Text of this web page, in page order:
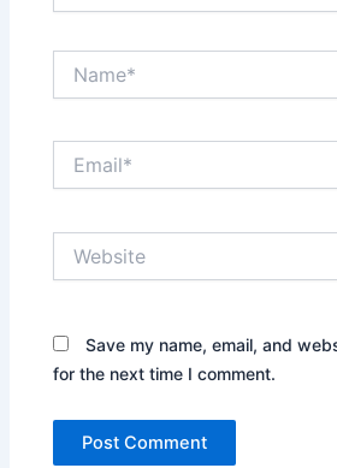
Save my name, email, and
for the next time I comment.